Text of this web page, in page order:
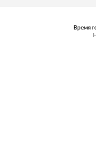
Время